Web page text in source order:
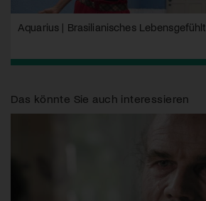
Aquarius | Brasilianisches Lebensgefühlt
Das könnte Sie auch interessieren